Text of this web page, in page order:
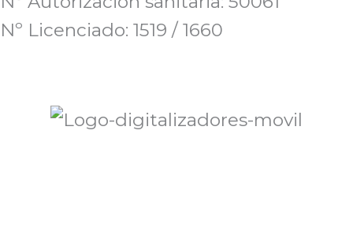
Nº Licenciado: 1519 / 1660